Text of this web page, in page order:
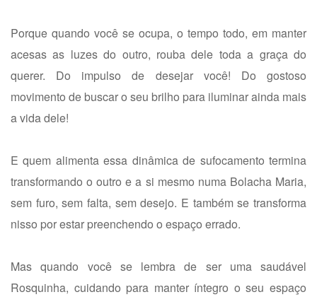
Porque quando você se ocupa, o tempo todo, em manter
acesas as luzes do outro, rouba dele toda a graça do
querer. Do impulso de desejar você! Do gostoso
movimento de buscar o seu brilho para iluminar ainda mais
a vida dele!
E quem alimenta essa dinâmica de sufocamento termina
transformando o outro e a si mesmo numa Bolacha Maria,
sem furo, sem falta, sem desejo. E também se transforma
nisso por estar preenchendo o espaço errado.
Mas quando você se lembra de ser uma saudável
Rosquinha, cuidando para manter íntegro o seu espaço